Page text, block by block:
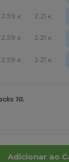
2.59 € 2.21 €
2.59 € 2.21 €
2.59 € 2.21 €
10.
Adicionar ao